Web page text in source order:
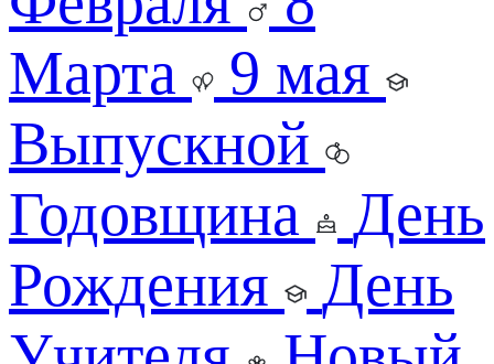
Марта
9 мая
Выпускной
Годовщина
День
Рождения
День